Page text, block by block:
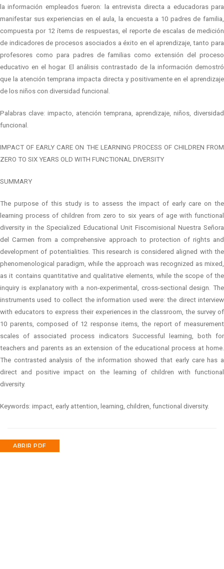
la información empleados fueron: la entrevista directa a educadoras para
manifestar sus experiencias en el aula, la encuesta a 10 padres de familia,
compuesta por 12 ítems de respuestas, el reporte de escalas de medición
de indicadores de procesos asociados a éxito en el aprendizaje, tanto para
profesores como para padres de familias como extensión del proceso
educativo en el hogar. El análisis contrastado de la información demostró
que la atención temprana impacta directa y positivamente en el aprendizaje
de los niños con diversidad funcional.
Palabras clave: impacto, atención temprana, aprendizaje, niños, diversidad
funcional.
IMPACT OF EARLY CARE ON THE LEARNING PROCESS OF CHILDREN FROM
ZERO TO SIX YEARS OLD WITH FUNCTIONAL DIVERSITY
SUMMARY
The purpose of this study is to assess the impact of early care on the
learning process of children from zero to six years of age with functional
diversity in the Specialized Educational Unit Fiscomisional Nuestra Señora
del Carmen from a comprehensive approach to protection of rights and
development of potentialities. This research is considered aligned with the
phenomenological paradigm, while the approach was recognized as mixed,
as it contains quantitative and qualitative elements, while the scope of the
inquiry is explanatory with a non-experimental, cross-sectional design. The
instruments used to collect the information used were: the direct interview
with educators to express their experiences in the classroom, the survey of
10 parents, composed of 12 response items, the report of measurement
scales of associated process indicators Successful learning, both for
teachers and parents as an extension of the educational process at home.
The contrasted analysis of the information showed that early care has a
direct and positive impact on the learning of children with functional
diversity.
Keywords: impact, early attention, learning, children, functional diversity.
ABRIR PDF